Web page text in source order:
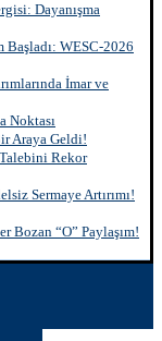
Dayanışma
Başladı: WESC-2026
İmar ve
Noktası
Araya Geldi!
Rekor
Sermaye Artırımı!
Bozan “O” Paylaşım!